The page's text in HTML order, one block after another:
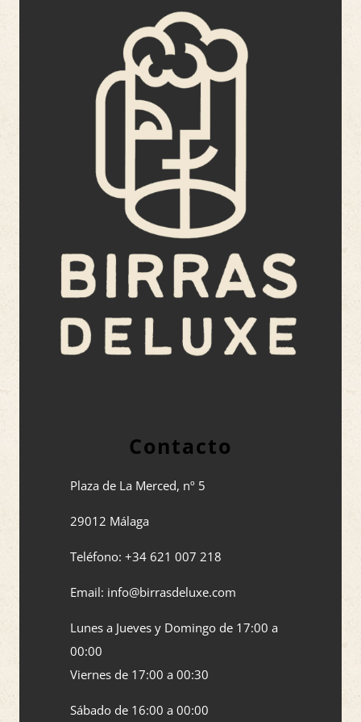
Contacto
Plaza de La Merced, nº 5
29012 Málaga
Teléfono: +34 621 007 218
Email: info@birrasdeluxe.com​
Lunes a Jueves y Domingo de 17:00 a
00:00
Viernes de 17:00 a 00:30
Sábado de 16:00 a 00:00